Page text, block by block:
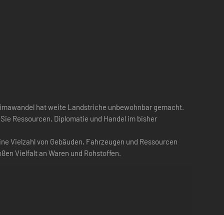
hat weite Landstriche unbewohnbar gemacht.
Ressourcen, Diplomatie und Handel im bisher
Vielzahl von Gebäuden, Fahrzeugen und Ressourcen
Vielfalt an Waren und Rohstoffen.